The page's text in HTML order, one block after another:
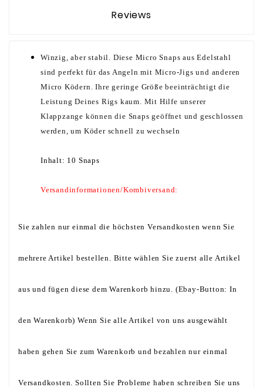
Reviews
Winzig, aber stabil. Diese Micro Snaps aus Edelstahl
sind perfekt für das Angeln mit Micro-Jigs und anderen
Micro Ködern. Ihre geringe Größe beeinträchtigt die
Leistung Deines Rigs kaum. Mit Hilfe unserer
Klappzange können die Snaps geöffnet und geschlossen
werden, um Köder schnell zu wechseln
Inhalt: 10 Snaps
Versandinformationen/Kombiversand:
Sie zahlen nur einmal die höchsten Versandkosten wenn Sie
mehrere Artikel bestellen. Bitte wählen Sie zuerst alle Artikel
aus und fügen diese dem Warenkorb hinzu. (Ebay-Button: In
den Warenkorb) Wenn Sie alle Artikel von uns ausgewählt
haben gehen Sie zum Warenkorb und bezahlen nur einmal
Versandkosten. Sollten Sie Probleme haben schreiben Sie uns